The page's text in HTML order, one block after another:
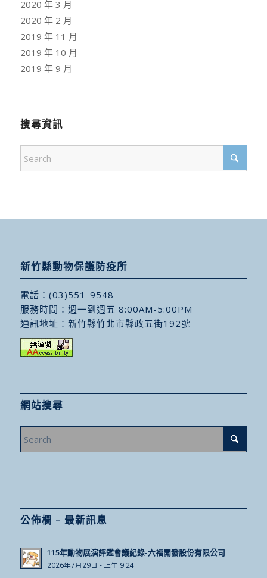
2020 年 3 月
2020 年 2 月
2019 年 11 月
2019 年 10 月
2019 年 9 月
搜尋資訊
新竹縣動物保護防疫所
電話： (03)551-9548
服務時間：週一到週五 8:00AM-5:00PM
通訊地址： 新竹縣竹北市縣政五街192號
網站搜尋
公佈欄 – 最新訊息
115年動物展演評鑑會議紀錄-六福開發股份有限公司
2026年7月29日 - 上午 9:24